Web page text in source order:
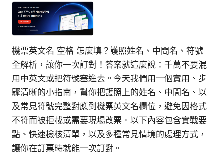
機票英文名 空格 怎麼填？護照姓名、中間名、符號
全解析，讓你一次訂對！答案就這麼說：千萬不要混
用中英文或把符號塞進去。今天我們用一個實用、步
驟清晰的小指南，幫你把護照上的姓名、中間名、以
及常見符號完整對應到機票英文名欄位，避免因格式
不符而被拒載或需要現場改票。以下內容包含實戰要
點、快速檢核清單，以及多種常見情境的處理方式，
讓你在訂票時就能一次訂對。